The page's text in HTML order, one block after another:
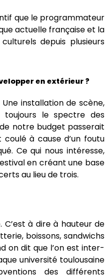
que le programmateur
actuelle française et la
depuis plusieurs
en extérieur ?
installation de scène,
le spectre des
notre budget passerait
à cause d’un foutu
Ce qui nous intéresse,
en créant une base
au lieu de trois.
à dire à hauteur de
boissons, sandwichs
on dit que l’on est inter-
université toulousaine
des différents